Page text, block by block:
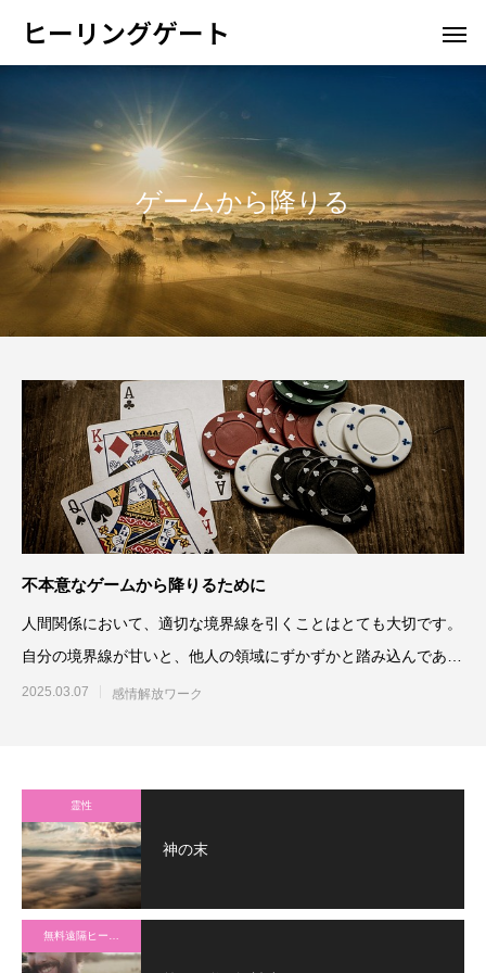
ヒーリングゲート
ゲームから降りる
不本意なゲームから降りるために
人間関係において、適切な境界線を引くことはとても大切です。
自分の境界線が甘いと、他人の領域にずかずかと踏み込んであれ
これコントロ
2025.03.07 感情解放ワーク
霊性
神の末